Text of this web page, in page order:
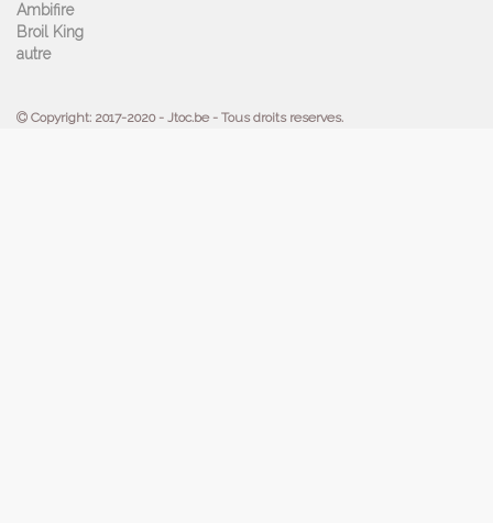
Ambifire
Broil King
autre
Copyright: 2017-2020 - Jtoc.be - Tous droits reserves.